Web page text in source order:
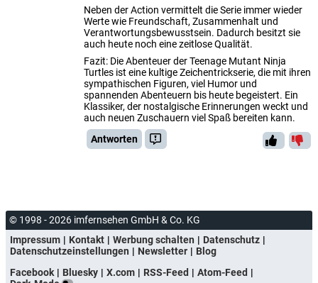
Neben der Action vermittelt die Serie immer wieder
Werte wie Freundschaft, Zusammenhalt und
Verantwortungsbewusstsein. Dadurch besitzt sie
auch heute noch eine zeitlose Qualität.
Fazit: Die Abenteuer der Teenage Mutant Ninja
Turtles ist eine kultige Zeichentrickserie, die mit ihren
sympathischen Figuren, viel Humor und
spannenden Abenteuern bis heute begeistert. Ein
Klassiker, der nostalgische Erinnerungen weckt und
auch neuen Zuschauern viel Spaß bereiten kann.
Antworten
© 1998 - 2026 imfernsehen GmbH & Co. KG
Impressum
Kontakt Werbung schalten
Datenschutz
Datenschutzeinstellungen
Newsletter
Blog
Facebook
Bluesky X.com RSS-Feed
Atom-Feed